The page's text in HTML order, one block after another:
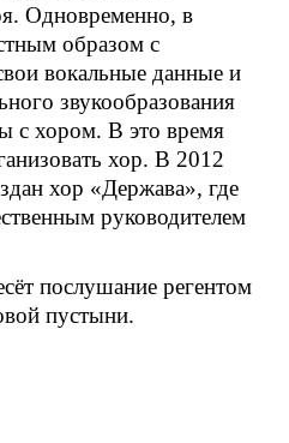
Одновременно, в
образом с
вокальные данные и
звукообразования
с хором. В это время
хор. В 2012
хор «Держава», где
руководителем
послушание регентом
пустыни.